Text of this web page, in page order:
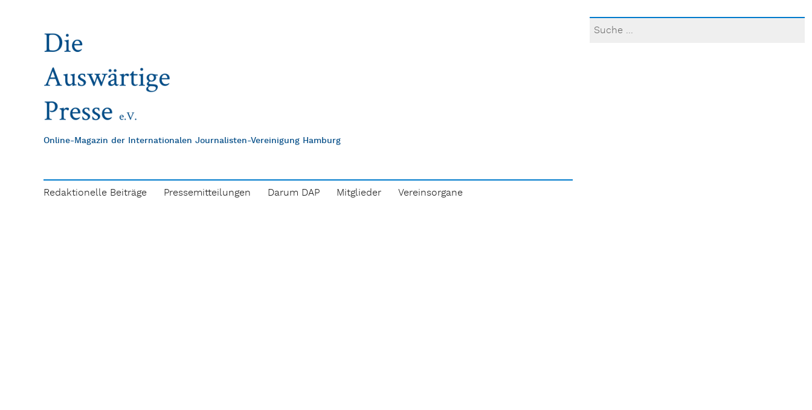
Online-Magazin der Internationalen Journalisten-Vereinigung Hamburg
Redaktionelle Beiträge Pressemitteilungen Darum DAP Mitglieder Vereinsorgane